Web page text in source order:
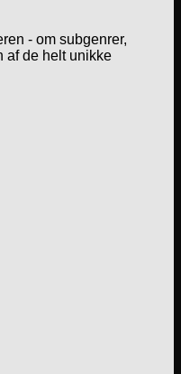
- om subgenrer,
af de helt unikke